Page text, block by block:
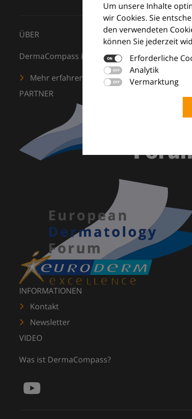
Um unsere Inhalte
wir Cookies. Sie
den verwendeten
können Sie jederzeit
Erforderliche
Analytik
Vermarktung
ÜBER
DermaCompass ist Ihr digitaler Kompass für
Mehr erfahren
PARTNER
INFORMATIONEN
Kontakt
Newsletter
VIDEO
Was ist DermaCompass?